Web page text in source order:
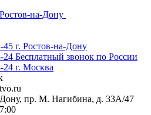
на-Дону
45 г. Ростов-на-Дону
24 Бесплатный звонок по России
24 г. Москва
Дону, пр. М. Нагибина, д. 33А/47